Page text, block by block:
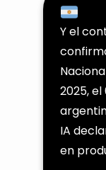
Y el
2025,
IA
en